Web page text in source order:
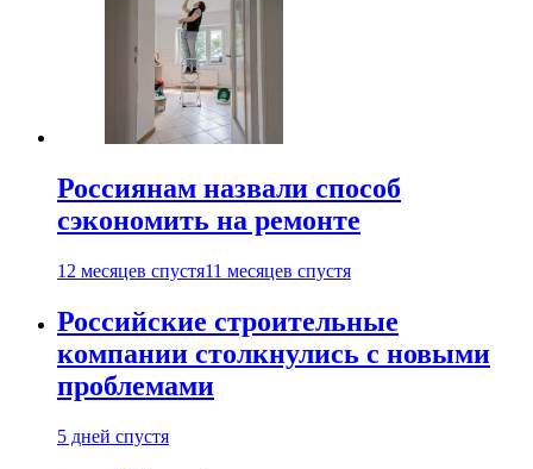
Россиянам назвали способ
сэкономить на ремонте
12 месяцев спустя11 месяцев спустя
Российские строительные
компании столкнулись с новыми
проблемами
5 дней спустя